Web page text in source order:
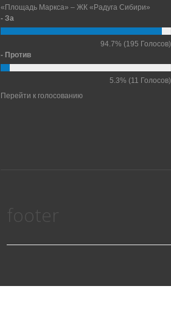
«Площадь Маркса» – ЖК «Радуга Сибири»
- За
94.7% (195 Голосов)
- Против
5.3% (11 Голосов)
Перейти к голосованию
footer